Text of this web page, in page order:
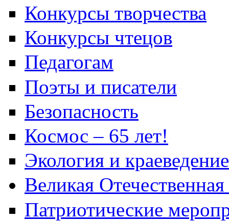
Конкурсы творчества
Конкурсы чтецов
Педагогам
Поэты и писатели
Безопасность
Космос – 65 лет!
Экология и краеведение
Великая
Патриотические